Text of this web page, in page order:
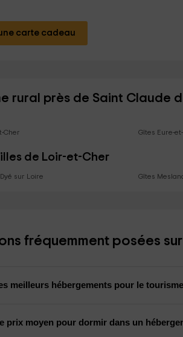
carte cadeau
rural près de Saint Claude
Cher Gîtes Eure-
de Loir-et-Cher
sur Loire Gîtes
fréquemment posées
meilleurs hébergements pour le
prix moyen pour dormir dans un